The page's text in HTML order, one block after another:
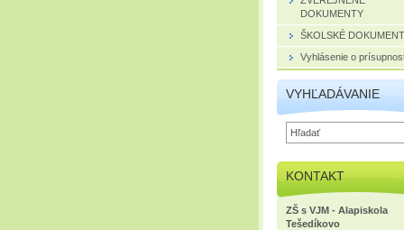
DOKUMENTY
ŠKOLSKÉ
Vyhlásenie o
VYHĽADÁVANIE
KONTAKT
ZŠ s VJM - Alapiskola
Tešedíkovo